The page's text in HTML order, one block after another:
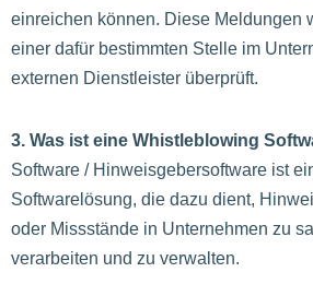
einreichen können. Diese Meldungen
einer dafür bestimmten Stelle im
externen Dienstleister überprüft.
3. Was ist eine Whistleblowing
Software / Hinweisgebersoftware ist
Softwarelösung, die dazu dient,
oder Missstände in Unternehmen zu
verarbeiten und zu verwalten.